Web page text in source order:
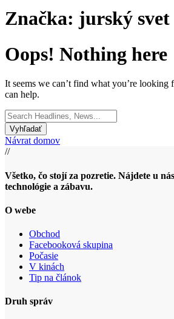
Značka: jurský svet
Oops! Nothing here
It seems we can’t find what you’re looking
can help.
Search
for:
Návrat domov
//
Všetko, čo stojí za pozretie. Nájdete u
technológie a zábavu.
O webe
Obchod
Facebooková skupina
Počasie
V kinách
Tip na článok
Druh správ